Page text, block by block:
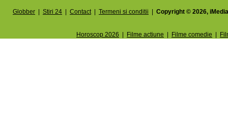
Globber Stiri 24 Contact| Termeni si conditii Copyright © 2026,
Horoscop 2026 Filme actiune Filme comedie